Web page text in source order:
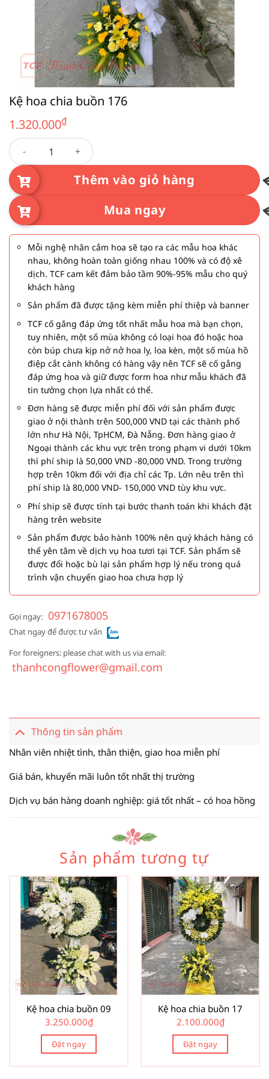
Kệ hoa chia buồn 176
1.320.000₫
Kệ hoa chia buồn 176 số lượng
Thêm vào giỏ hàng
Mua ngay
Mỗi nghệ nhân cắm hoa sẽ tạo ra các mẫu hoa khác
nhau, không hoàn toàn giống nhau 100% và có độ xê
dịch. TCF cam kết đảm bảo tầm 90%-95% mẫu cho quý
khách hàng
Sản phẩm đã được tặng kèm miễn phí thiệp và banner
TCF cố gắng đáp ứng tốt nhất mẫu hoa mà bạn chọn,
tuy nhiên, một số mùa không có loại hoa đó hoặc hoa
còn búp chưa kịp nở nở hoa ly, loa kèn, một số mùa hồ
điệp cắt cành không có hàng vậy nên TCF sẽ cố gắng
đáp ứng hoa và giữ được form hoa như mẫu khách đã
tin tưởng chọn lựa nhất có thể.
Đơn hàng sẽ được miễn phí đối với sản phẩm được
giao ở nội thành trên 500,000 VND tại các thành phố
lớn như Hà Nội, TpHCM, Đà Nẵng. Đơn hàng giao ở
Ngoại thành các khu vực trên trong phạm vi dưới 10km
thì phí ship là 50,000 VND -80,000 VND. Trong trường
hợp trên 10km đối với địa chỉ các Tp. Lớn nêu trên thì
phí ship là 80,000 VND- 150,000 VND tùy khu vực.
Phí ship sẽ được tính tại bước thanh toán khi khách đặt
hàng trên website
Sản phẩm được bảo hành 100% nên quý khách hàng có
thể yên tâm về dịch vụ hoa tươi tại TCF. Sản phẩm sẽ
được đổi hoặc bù lại sản phẩm hợp lý nếu trong quá
trình vận chuyển giao hoa chưa hợp lý
Gọi ngay: 0971678005
Chat ngay để được tư vấn
For foreigners: please chat with us via email:
thanhcongflower@gmail.com
Thông tin sản phẩm
Nhân viên nhiệt tình, thân thiện, giao hoa miễn phí
Giá bán, khuyến mãi luôn tốt nhất thị trường
Dịch vụ bán hàng doanh nghiệp: giá tốt nhất – có hoa hồng
Sản phẩm tương tự
Kệ hoa chia buồn 09
3.250.000₫
Đặt ngay
Kệ hoa chia buồn 17
2.100.000₫
Đặt ngay